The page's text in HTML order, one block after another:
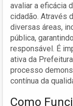
avaliar a eficácia
cidadão. Através
diversas áreas,
pública,
responsável. É
ativa da
processo
contínua da
Como